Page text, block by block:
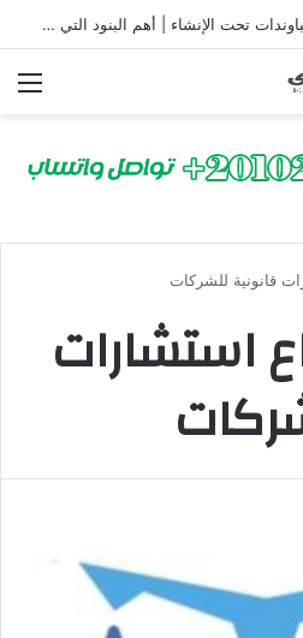
شراء العقارات داخل الكومباوندات تحت الإنشاء | أهم البنود التي تحمي المشتري في القانون المصري
قانونية للشركات
استشارات